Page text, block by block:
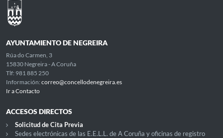
AYUNTAMIENTO DE NEGREIRA
Rúa do Carmen, 3
15830 Negreira - A Coruña
Tlf: 981 885 250
Información: correo@concellodenegreira.es
Ir a Contacto
ACCESOS DIRECTOS
Solicitud de Cita Previa
Sedes electrónicas de las E.E.L.L. de A Coruña y oficinas de registro